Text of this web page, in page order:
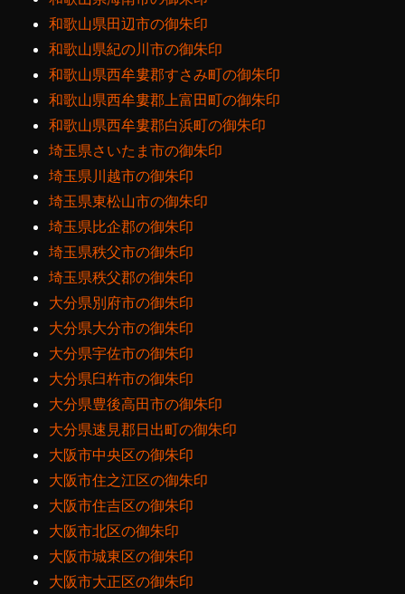
和歌山県田辺市の御朱印
和歌山県紀の川市の御朱印
和歌山県西牟婁郡すさみ町の御朱印
和歌山県西牟婁郡上富田町の御朱印
和歌山県西牟婁郡白浜町の御朱印
埼玉県さいたま市の御朱印
埼玉県川越市の御朱印
埼玉県東松山市の御朱印
埼玉県比企郡の御朱印
埼玉県秩父市の御朱印
埼玉県秩父郡の御朱印
大分県別府市の御朱印
大分県大分市の御朱印
大分県宇佐市の御朱印
大分県臼杵市の御朱印
大分県豊後高田市の御朱印
大分県速見郡日出町の御朱印
大阪市中央区の御朱印
大阪市住之江区の御朱印
大阪市住吉区の御朱印
大阪市北区の御朱印
大阪市城東区の御朱印
大阪市大正区の御朱印